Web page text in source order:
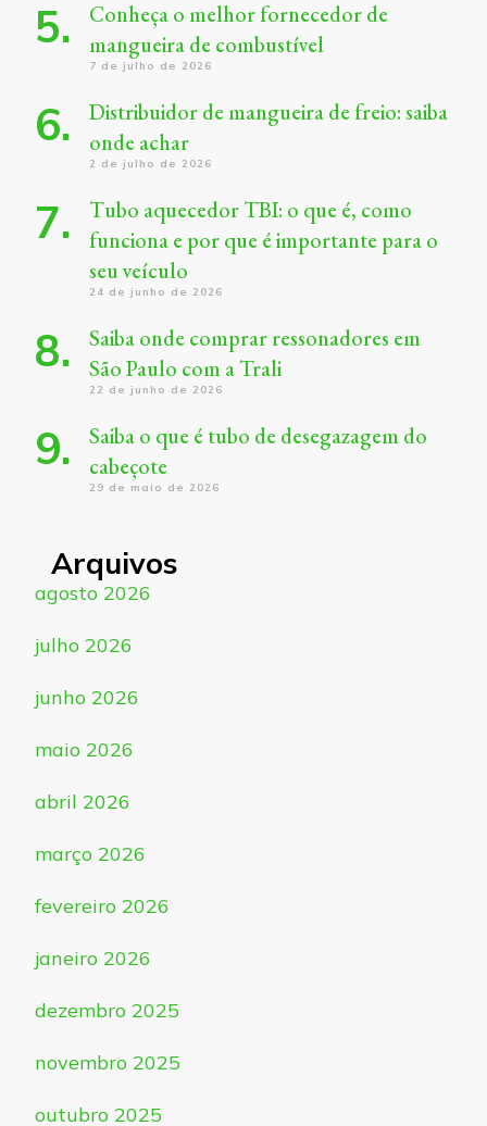
Conheça o melhor fornecedor de
mangueira de combustível
7 de julho de 2026
Distribuidor de mangueira de freio: saiba
onde achar
2 de julho de 2026
Tubo aquecedor TBI: o que é, como
funciona e por que é importante para o
seu veículo
24 de junho de 2026
Saiba onde comprar ressonadores em
São Paulo com a Trali
22 de junho de 2026
Saiba o que é tubo de desegazagem do
cabeçote
29 de maio de 2026
Arquivos
agosto 2026
julho 2026
junho 2026
maio 2026
abril 2026
março 2026
fevereiro 2026
janeiro 2026
dezembro 2025
novembro 2025
outubro 2025